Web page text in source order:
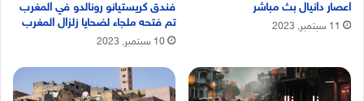
اعصار دانيال بث مباشر
11 سبتمبر, 2023
فندق كريستيانو رونالدو في المغرب
تم فتحه ملجاء لضحايا زلزال المغرب
10 سبتمبر, 2023